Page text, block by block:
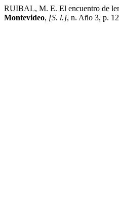
RUIBAL, M. E. El encuentro de
Montevideo, [S. l.], n. Año 3, p.